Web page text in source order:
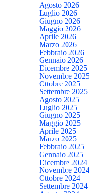
Agosto 2026
Luglio 2026
Giugno 2026
Maggio 2026
Aprile 2026
Marzo 2026
Febbraio 2026
Gennaio 2026
Dicembre 2025
Novembre 2025
Ottobre 2025
Settembre 2025
Agosto 2025
Luglio 2025
Giugno 2025
Maggio 2025
Aprile 2025
Marzo 2025
Febbraio 2025
Gennaio 2025
Dicembre 2024
Novembre 2024
Ottobre 2024
Settembre 2024